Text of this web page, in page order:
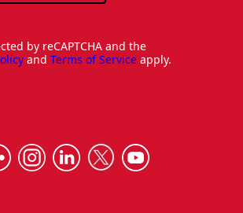
by reCAPTCHA and the
and Terms of Service apply.